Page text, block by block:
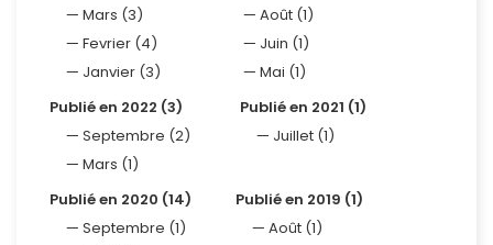
Mars (3)
Fevrier (4)
Janvier (3)
Août (1)
Juin (1)
Mai (1)
Publié en 2022 (3)
Septembre (2)
Mars (1)
Publié en 2021 (1)
Juillet (1)
Publié en 2020 (14)
Septembre (1)
Publié en 2019 (1)
Août (1)